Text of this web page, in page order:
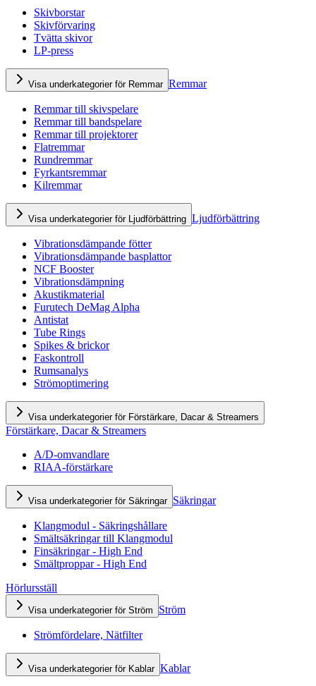
Skivborstar
Skivförvaring
Tvätta skivor
LP-press
Visa underkategorier för Remmar Remmar
Remmar till skivspelare
Remmar till bandspelare
Remmar till projektorer
Flatremmar
Rundremmar
Fyrkantsremmar
Kilremmar
Visa underkategorier för Ljudförbättring Ljudförbättring
Vibrationsdämpande fötter
Vibrationsdämpande basplattor
NCF Booster
Vibrationsdämpning
Akustikmaterial
Furutech DeMag Alpha
Antistat
Tube Rings
Spikes & brickor
Faskontroll
Rumsanalys
Strömoptimering
Visa underkategorier för Förstärkare, Dacar & Streamers
Förstärkare, Dacar & Streamers
A/D-omvandlare
RIAA-förstärkare
Visa underkategorier för Säkringar Säkringar
Klangmodul - Säkringshållare
Smältsäkringar till Klangmodul
Finsäkringar - High End
Smältproppar - High End
Hörlursställ
Visa underkategorier för Ström Ström
Strömfördelare, Nätfilter
Visa underkategorier för Kablar Kablar